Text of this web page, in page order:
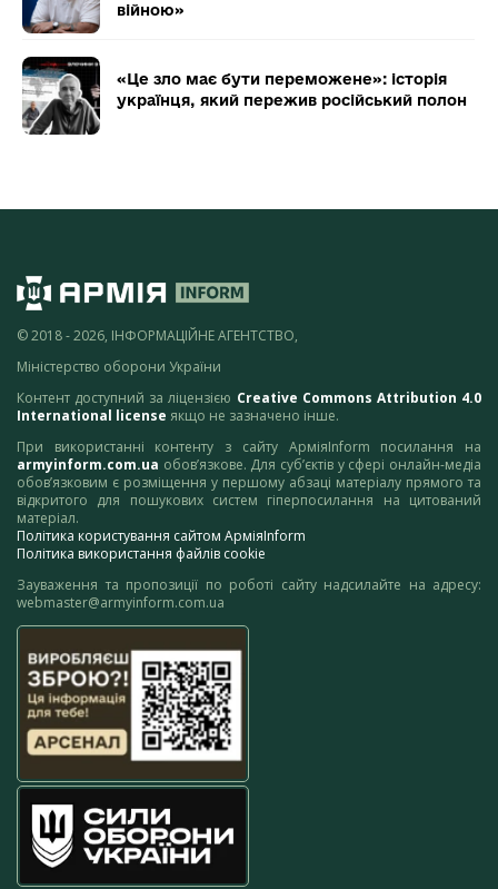
війною»
«Це зло має бути переможене»: історія
українця, який пережив російський полон
© 2018 - 2026, ІНФОРМАЦІЙНЕ АГЕНТСТВО,
Міністерство оборони України
Контент доступний за ліцензією Creative Commons Attribution 4.0
International license якщо не зазначено інше.
При використанні контенту з сайту АрміяInform посилання на
armyinform.com.ua обов’язкове. Для суб’єктів у сфері онлайн-медіа
обов’язковим є розміщення у першому абзаці матеріалу прямого та
відкритого для пошукових систем гіперпосилання на цитований
матеріал.
Політика користування сайтом АрміяInform
Політика використання файлів cookie
Зауваження та пропозиції по роботі сайту надсилайте на адресу:
webmaster@armyinform.com.ua